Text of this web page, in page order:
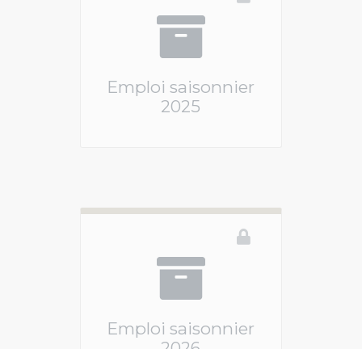
Emploi saisonnier
2025
Emploi saisonnier